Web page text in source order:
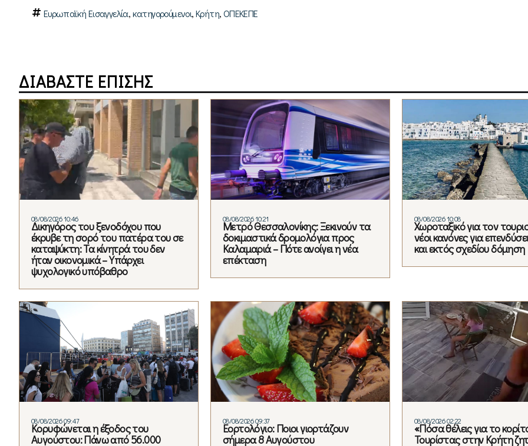
Ευρωπαϊκή Eισαγγελία,κατηγορούμενοι,Κρήτη,ΟΠΕΚΕΠΕ
ΔΙΑΒΑΣΤΕ ΕΠΙΣΗΣ
08/08/2026 10:46
Δικηγόρος του ξενοδόχου που
έκρυβε τη σορό του πατέρα του σε
καταψύκτη: Τα κίνητρά του δεν
ήταν οικονομικά – Υπάρχει
ψυχολογικό υπόβαθρο
08/08/2026 10:21
Μετρό Θεσσαλονίκης: Ξεκινούν τα
δοκιμαστικά δρομολόγια προς
Καλαμαριά – Πότε ανοίγει η νέα
επέκταση
08/08/2026 10:08
Χωροταξικό για τον
νέοι κανόνες για
και εκτός σχεδίου δόμηση
08/08/2026 09:47
Κορυφώνεται η έξοδος του
Αυγούστου: Πάνω από 56.000
08/08/2026 09:37
Εορτολόγιο: Ποιοι γιορτάζουν
σήμερα 8 Αυγούστου
08/08/2026 02:22
«Πόσα θέλεις για το
Τουρίστας στην Κρήτη